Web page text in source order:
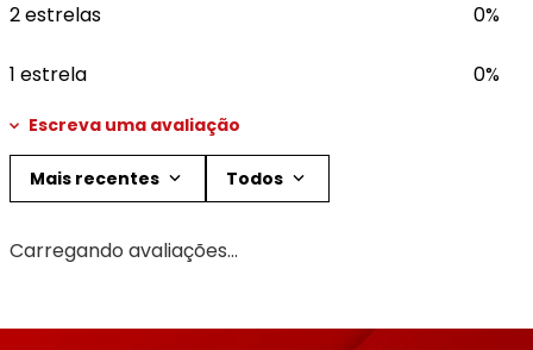
2 estrelas 0%
1 estrela 0%
Escreva uma avaliação
Título
Mais recentes Todos
Carregando avaliações…